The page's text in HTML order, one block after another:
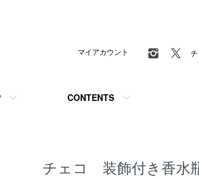
CONTENTS
マイアカウント
チェコ 装飾付き香